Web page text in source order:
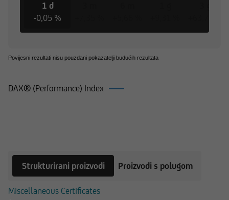
1 d
-0,05 %
Povijesni rezultati nisu pouzdani pokazatelji budućih rezultata
DAX® (Performance) Index
Strukturirani proizvodi Proizvodi s polugom
Miscellaneous Certificates